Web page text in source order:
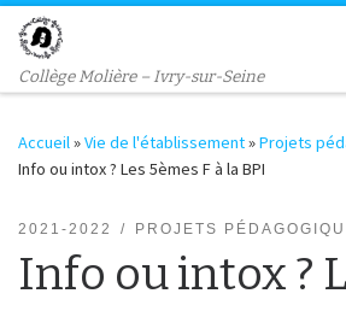
Passer au contenu
Collège Molière – Ivry-sur-Seine
Accueil »Vie de l'établissement»Projets
Info ou intox ? Les 5èmes F à la BPI
2021-2022 PROJETS
Info ou intox ?